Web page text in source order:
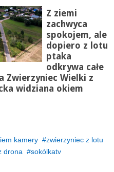
Z ziemi
zachwyca
spokojem, ale
dopiero z lotu
ptaka
odkrywa całe
Zwierzyniec Wielki z
widziana okiem
kamery
zwierzyniec z lotu
drona
sokólkatv